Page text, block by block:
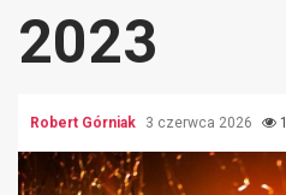
2023
Robert Górniak 3 czerwca 2026